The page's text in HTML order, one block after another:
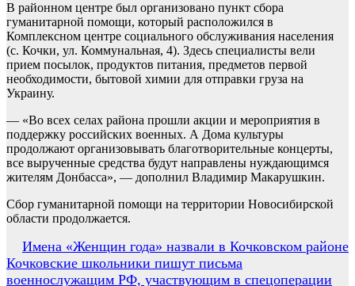
В районном центре был организовано пункт сбора
гуманитарной помощи, который расположился в
Комплексном центре социального обслуживания населения
(с. Кочки, ул. Коммунальная, 4). Здесь специалисты вели
прием посылок, продуктов питания, предметов первой
необходимости, бытовой химии для отправки груза на
Украину.
— «Во всех селах района прошли акции и мероприятия в
поддержку российских военных. А Дома культуры
продолжают организовывать благотворительные концерты,
все вырученные средства будут направлены нуждающимся
жителям Донбасса», — дополнил Владимир Макарушкин.
Сбор гуманитарной помощи на территории Новосибирской
области продолжается.
Навигация
по
Имена «Женщин года» назвали в Кочковском районе
Кочковские школьники пишут письма
военнослужащим РФ, участвующим в спецоперации